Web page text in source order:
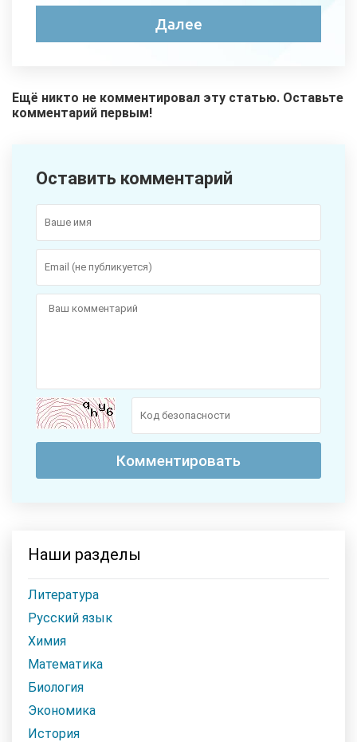
Ещё никто не комментировал эту статью. Оставьте
комментарий первым!
Оставить комментарий
Наши разделы
Литература
Русский язык
Химия
Математика
Биология
Экономика
История